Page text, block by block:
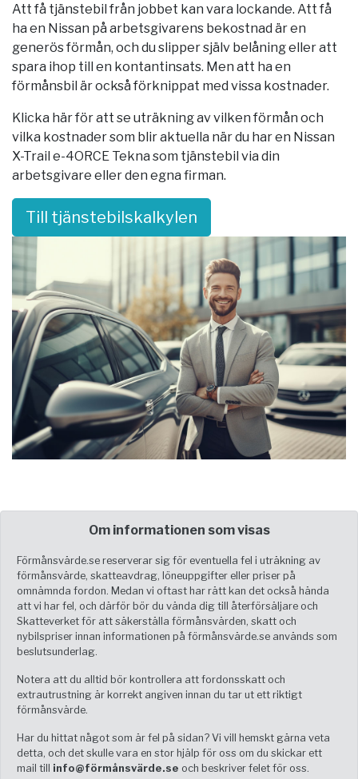
Att få tjänstebil från jobbet kan vara lockande. Att få
ha en Nissan på arbetsgivarens bekostnad är en
generös förmån, och du slipper själv belåning eller att
spara ihop till en kontantinsats. Men att ha en
förmånsbil är också förknippat med vissa kostnader.
Klicka här för att se uträkning av vilken förmån och
vilka kostnader som blir aktuella när du har en Nissan
X-Trail e-4ORCE Tekna som tjänstebil via din
arbetsgivare eller den egna firman.
Till tjänstebilskalkylen
Om informationen som visas
Förmånsvärde.se reserverar sig för eventuella fel i uträkning av
förmånsvärde, skatteavdrag, löneuppgifter eller priser på
omnämnda fordon. Medan vi oftast har rätt kan det också hända
att vi har fel, och därför bör du vända dig till återförsäljare och
Skatteverket för att säkerställa förmånsvärden, skatt och
nybilspriser innan informationen på förmånsvärde.se används som
beslutsunderlag.
Notera att du alltid bör kontrollera att fordonsskatt och
extrautrustning är korrekt angiven innan du tar ut ett riktigt
förmånsvärde.
Har du hittat något som är fel på sidan? Vi vill hemskt gärna veta
detta, och det skulle vara en stor hjälp för oss om du skickar ett
mail till info@förmånsvärde.se och beskriver felet för oss.